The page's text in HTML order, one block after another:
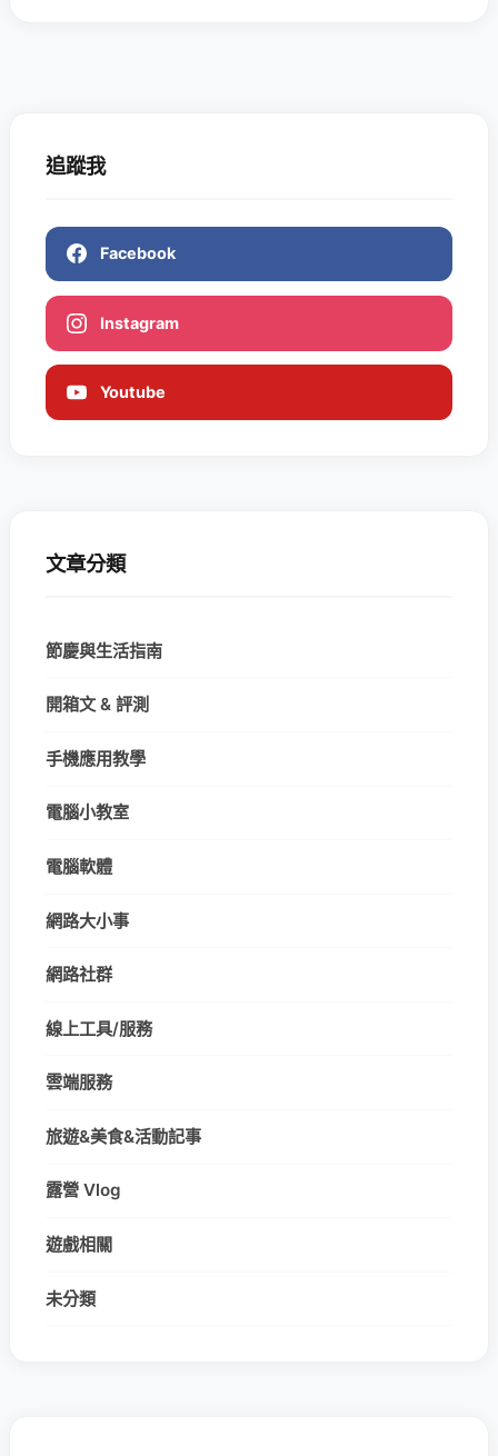
追蹤我
Facebook
Instagram
Youtube
文章分類
節慶與生活指南
開箱文 & 評測
手機應用教學
電腦小教室
電腦軟體
網路大小事
網路社群
線上工具/服務
雲端服務
旅遊&美食&活動記事
露營 Vlog
遊戲相關
未分類